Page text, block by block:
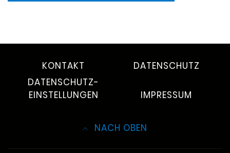
KONTAKT
DATENSCHUTZ
DATENSCHUTZ-
EINSTELLUNGEN
IMPRESSUM
NACH OBEN